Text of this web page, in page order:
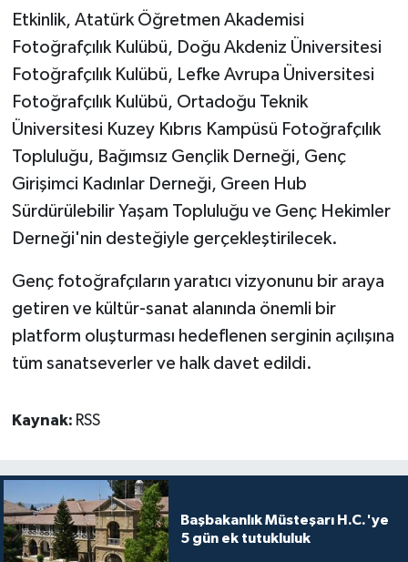
Etkinlik, Atatürk Öğretmen Akademisi
Fotoğrafçılık Kulübü, Doğu Akdeniz Üniversitesi
Fotoğrafçılık Kulübü, Lefke Avrupa Üniversitesi
Fotoğrafçılık Kulübü, Ortadoğu Teknik
Üniversitesi Kuzey Kıbrıs Kampüsü Fotoğrafçılık
Topluluğu, Bağımsız Gençlik Derneği, Genç
Girişimci Kadınlar Derneği, Green Hub
Sürdürülebilir Yaşam Topluluğu ve Genç Hekimler
Derneği'nin desteğiyle gerçekleştirilecek.
Genç fotoğrafçıların yaratıcı vizyonunu bir araya
getiren ve kültür-sanat alanında önemli bir
platform oluşturması hedeflenen serginin açılışına
tüm sanatseverler ve halk davet edildi.
Kaynak: RSS
Başbakanlık Müsteşarı H.C.'ye
5 gün ek tutukluluk
TEKNOLOJİ
TİCARET
YAŞAM